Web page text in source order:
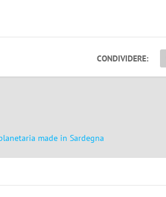
CONDIVIDERE:
made in Sardegna